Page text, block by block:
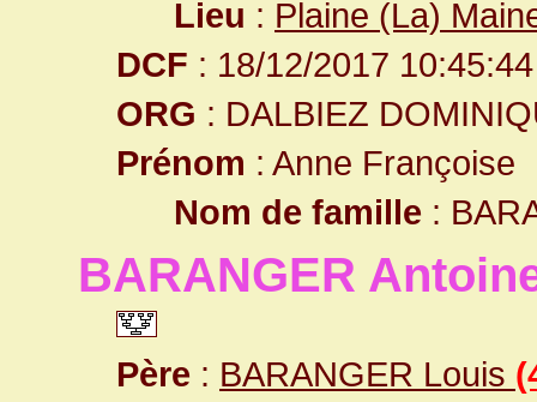
Lieu : Plaine (La)
DCF : 18/12/2017 10:45:44
ORG : DALBIEZ
Prénom : Anne Françoise
Nom de famille :
BARANGER
Père : BARANGER Louis